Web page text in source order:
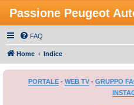
Passione Peugeot
FAQ
Home Indice
PORTALE- WEB TV- GRUPPO